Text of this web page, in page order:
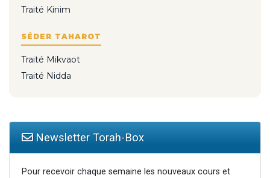
Traité Kinim
SÉDER TAHAROT
Traité Mikvaot
Traité Nidda
Newsletter Torah-Box
Pour recevoir chaque semaine les nouveaux cours et